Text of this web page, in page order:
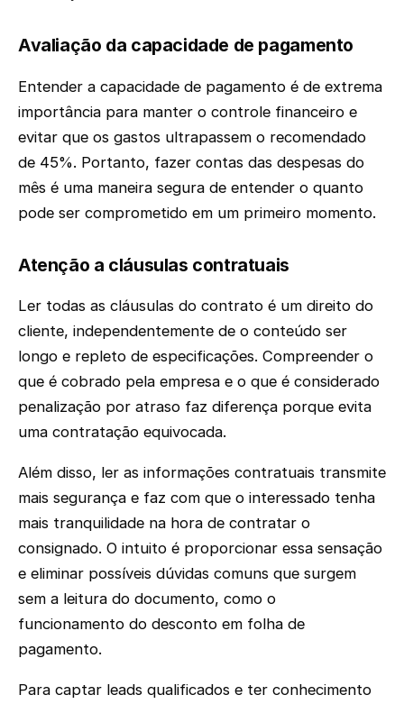
Avaliação da capacidade de pagamento
Entender a capacidade de pagamento é de extrema
importância para manter o controle financeiro e
evitar que os gastos ultrapassem o recomendado
de 45%. Portanto, fazer contas das despesas do
mês é uma maneira segura de entender o quanto
pode ser comprometido em um primeiro momento.
Atenção a cláusulas contratuais
Ler todas as cláusulas do contrato é um direito do
cliente, independentemente de o conteúdo ser
longo e repleto de especificações. Compreender o
que é cobrado pela empresa e o que é considerado
penalização por atraso faz diferença porque evita
uma contratação equivocada.
Além disso, ler as informações contratuais transmite
mais segurança e faz com que o interessado tenha
mais tranquilidade na hora de contratar o
consignado. O intuito é proporcionar essa sensação
e eliminar possíveis dúvidas comuns que surgem
sem a leitura do documento, como o
funcionamento do desconto em folha de
pagamento.
Para captar leads qualificados e ter conhecimento